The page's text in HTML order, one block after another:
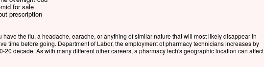
for sale
prescription
have the flu, a headache, earache, or anything of similar nature that will most likely disappear in
time before going. Department of Labor, the employment of pharmacy technicians increases by
20 decade. As with many different other careers, a pharmacy tech's geographic location can affect